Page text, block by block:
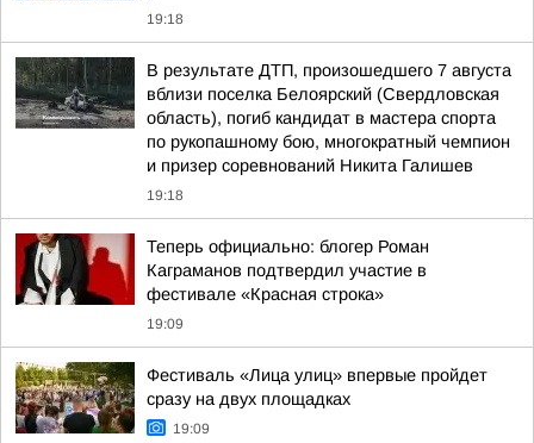
19:18
В результате ДТП, произошедшего 7 августа
вблизи поселка Белоярский (Свердловская
область), погиб кандидат в мастера спорта
по рукопашному бою, многократный чемпион
и призер соревнований Никита Галишев
19:18
Теперь официально: блогер Роман
Каграманов подтвердил участие в
фестивале «Красная строка»
19:09
Фестиваль «Лица улиц» впервые пройдет
сразу на двух площадках
19:09